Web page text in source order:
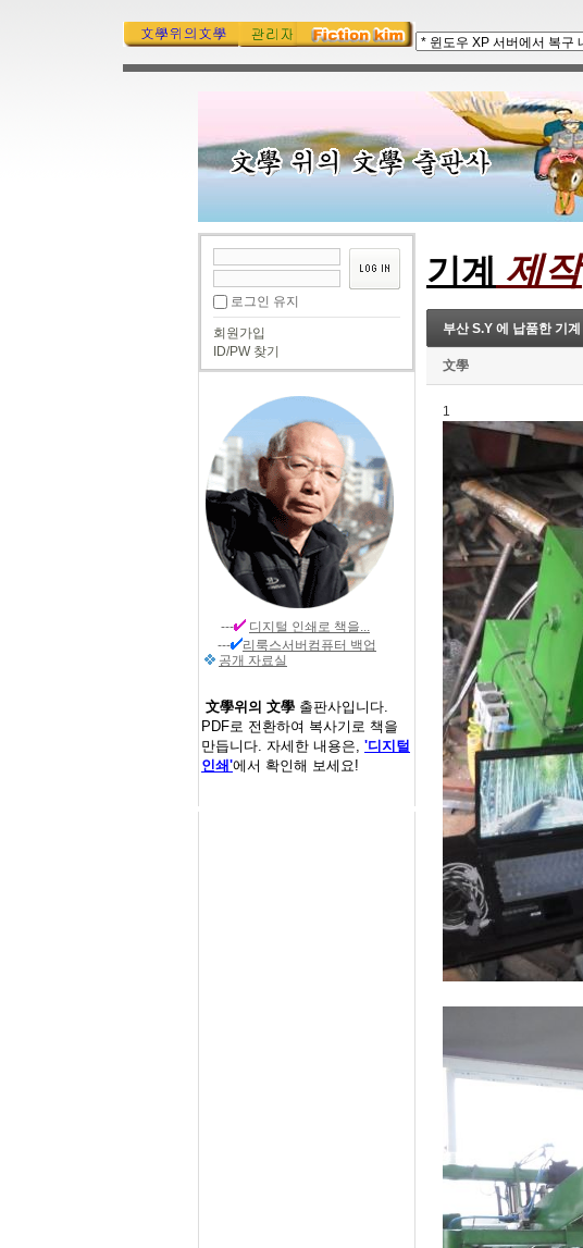
로그인 유지
회원가입
ID/PW 찾기
--- 디지털 인쇄 로 책을...
---
리룩스서버컴퓨터 백업
공개 자료실
文學위의 文學 출판사입니다.
PDF로 전환하여 복사기로 책을
만듭니다. 자세한 내용은, '디지털
인쇄'에서 확인해 보세요!
기계 제작
부산 S.Y 에 납품한 기계
文學
1